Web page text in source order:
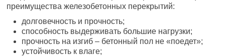
преимущества железобетонных перекрытий:
долговечность и прочность;
способность выдерживать большие нагрузки;
прочность на изгиб – бетонный пол не «поедет»;
устойчивость к влаге;